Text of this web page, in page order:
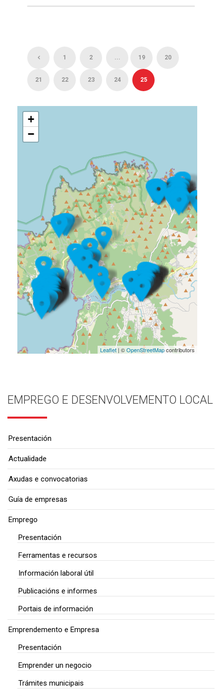
1 2 ... 19 20
21 22 23 24 25
+
−
Leaflet| ©OpenStreetMapcontributors
EMPREGO E DESENVOLVEMENTO LOCAL
Presentación
Actualidade
Axudas e convocatorias
Guía de empresas
Emprego
Presentación
Ferramentas e recursos
Información laboral útil
Publicacións e informes
Portais de información
Emprendemento e Empresa
Presentación
Emprender un negocio
Trámites municipais